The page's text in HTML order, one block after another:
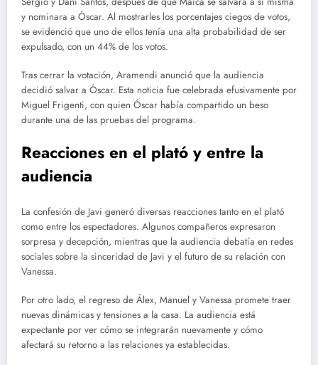
y nominara a Óscar. Al mostrarles los porcentajes ciegos de votos,
se evidenció que uno de ellos tenía una alta probabilidad de ser
expulsado, con un 44% de los votos.
Tras cerrar la votación, Aramendi anunció que la audiencia
decidió salvar a Óscar. Esta noticia fue celebrada efusivamente por
Miguel Frigenti, con quien Óscar había compartido un beso
durante una de las pruebas del programa.
Reacciones en el plató y entre la
audiencia
La confesión de Javi generó diversas reacciones tanto en el plató
como entre los espectadores. Algunos compañeros expresaron
sorpresa y decepción, mientras que la audiencia debatía en redes
sociales sobre la sinceridad de Javi y el futuro de su relación con
Vanessa.
Por otro lado, el regreso de Álex, Manuel y Vanessa promete traer
nuevas dinámicas y tensiones a la casa. La audiencia está
expectante por ver cómo se integrarán nuevamente y cómo
afectará su retorno a las relaciones ya establecidas.